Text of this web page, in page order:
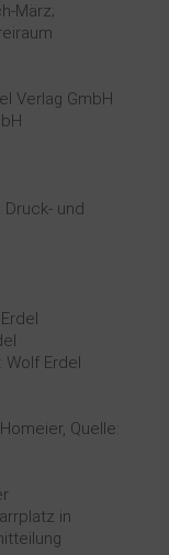
März;
Verlag GmbH
und
Wolf Erdel
Quelle:
in